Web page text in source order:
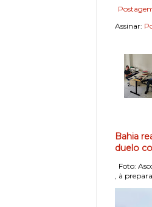
Assinar:
Bahia
duelo
Foto:
, à